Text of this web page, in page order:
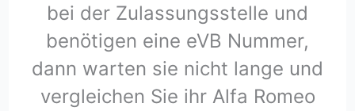
bei der Zulassungsstelle und
benötigen eine eVB Nummer,
dann warten sie nicht lange und
vergleichen Sie ihr Alfa Romeo